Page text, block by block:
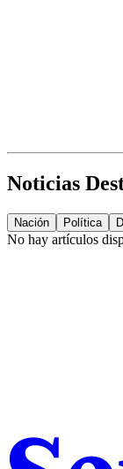
Noticias
Nación Política
No hay artículos